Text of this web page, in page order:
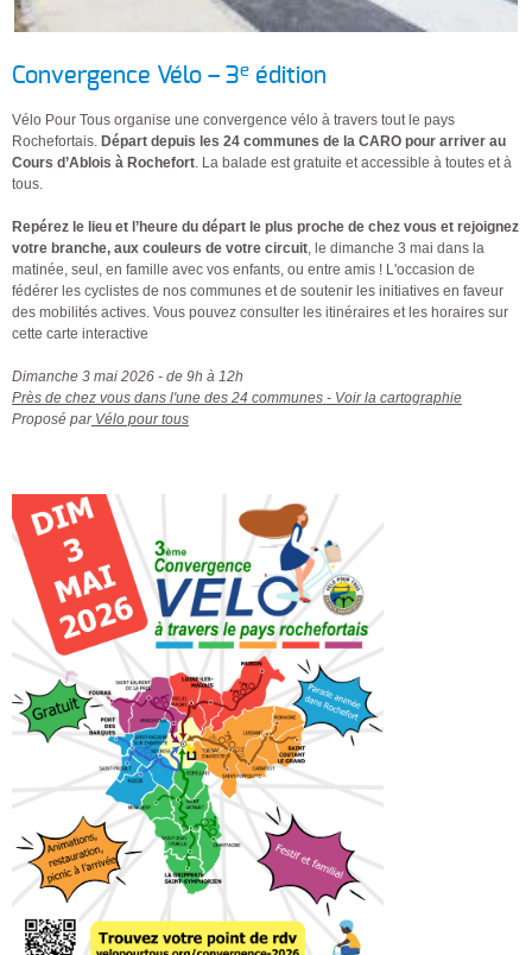
Convergence Vélo – 3e édition
Vélo Pour Tous organise une convergence vélo à travers tout le pays
Rochefortais. Départ depuis les 24 communes de la CARO pour arriver au
Cours d’Ablois à Rochefort. La balade est gratuite et accessible à toutes et à
tous.
Repérez le lieu et l’heure du départ le plus proche de chez vous et rejoignez
votre branche, aux couleurs de votre circuit, le dimanche 3 mai dans la
matinée, seul, en famille avec vos enfants, ou entre amis ! L'occasion de
fédérer les cyclistes de nos communes et de soutenir les initiatives en faveur
des mobilités actives. Vous pouvez consulter les itinéraires et les horaires sur
cette carte interactive
Dimanche 3 mai 2026 - de 9h à 12h
Près de chez vous dans l'une des 24 communes - Voir la cartographie
Proposé parVélo pour tous